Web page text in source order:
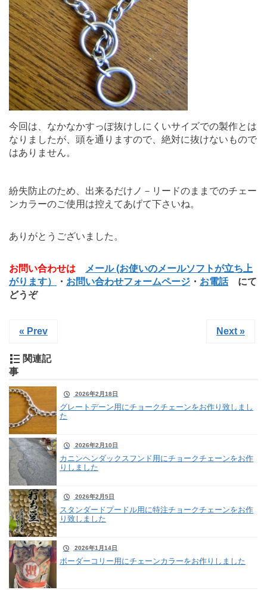
今回は、なかなかすっぽ抜けしにくいサイズでの製作とは
なりましたが、頭を通りますので、絶対に抜けないもので
はありません。
紛失防止のため、出来るだけノ－リードのままでのチェー
ンカラーのご使用は控えてあげて下さいね。
ありがとうございました。
お問い合わせは
メール (お使いのメールソフトが立ち上
がります）
・ お問い合わせフォームページ ・ お電話にて
どうぞ
« Prev Next »
関連記
事
2026年2月18日
グレートデーン用にチョークチェーンをお作り致しまし
た
2026年2月10日
カニンヘンダックスフンド用にチョークチェーンをお作
りしました
2026年2月5日
スタンダードプードル用に特注チョークチェーンをお作
り致しました
2026年1月14日
ボーダーコリー用にチェーンカラーをお作りしました